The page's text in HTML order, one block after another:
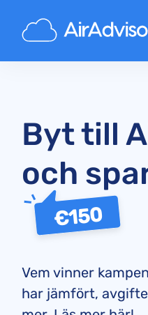
Byt till
och
€150
Vem vinner
har jämfört,